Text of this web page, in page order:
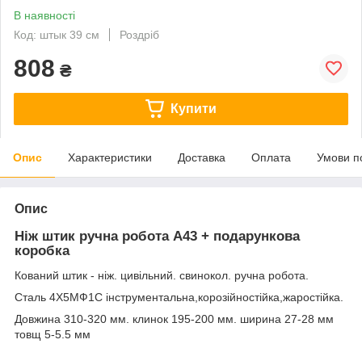
В наявності
Код: штык 39 см
Роздріб
808 ₴
Купити
Опис Характеристики Доставка Оплата Умови
Опис
Ніж штик ручна робота А43 + подарункова
коробка
Кований штик - ніж. цивільний. свинокол. ручна робота.
Сталь 4Х5МФ1С інструментальна,корозійностійка,жаростійка.
Довжина 310-320 мм. клинок 195-200 мм. ширина 27-28 мм
товщ 5-5.5 мм